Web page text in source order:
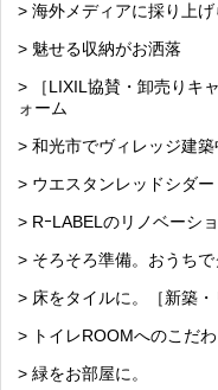
> 海外メディアに採り上げ
> 魅せる収納がお洒落
> ［LIXIL協賛・卸売りキ
ォーム
> 和光市でヴィレッジ建築
> ウエスタンレッドシダ
> RｰLABELのリノベーシ
> そろそろ準備。おうちで
> 床をタイルに。［新築
> トイレROOMへのこだわ
> 緑をお部屋に。